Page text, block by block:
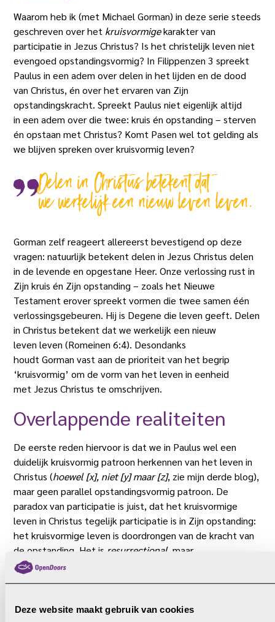
Deze website maakt gebruik van cookies
Waarom heb ik (met Michael Gorman) in deze serie steeds
geschreven over het kruisvormigekarakter van
participatie in Jezus Christus? Is het christelijk leven niet
evengoed opstandingsvormig? In Filippenzen 3 spreekt
Paulus in een adem over delen in het lijden en de dood
van Christus, én over het ervaren van Zijn
opstandingskracht. Spreekt Paulus niet eigenlijk altijd
in een adem over die twee: kruis én opstanding – sterven
én opstaan met Christus? Komt Pasen wel tot gelding als
we blijven spreken over kruisvormig leven?
Delen in Christus betekent dat
we werkelijk een nieuw leven leven.
Gorman zelf reageert allereerst bevestigend op deze
vragen: natuurlijk betekent delen in Jezus Christus delen
in de levende en opgestane Heer. Onze verlossing rust in
Zijn kruis én Zijn opstanding – zoals het Nieuwe
Testament erover spreekt vormen die twee samen één
verlossingsgebeuren. Hij is Degene die leven geeft. Delen
in Christus betekent dat we werkelijk een nieuw
leven leven (Romeinen 6:4). Desondanks
houdt Gorman vast aan de prioriteit van het begrip
‘kruisvormig’ om de vorm van het leven in eenheid
met Jezus Christus te omschrijven.
Overlappende realiteiten
De eerste reden hiervoor is dat we in Paulus wel een
duidelijk kruisvormig patroon herkennen van het leven in
Christus (hoewel [x], niet [y] maar [z], zie mijn derde blog),
maar geen parallel opstandingsvormig patroon. De
paradox van participatie is juist, dat het kruisvormige
leven in Christus tegelijk participatie is in Zijn opstanding:
het kruisvormige leven is doordrongen van de kracht van
de opstanding. Het is resurrectional, maar
nietresurrectiform
dood gevolgd door opstanding, of lijden gevolgd door